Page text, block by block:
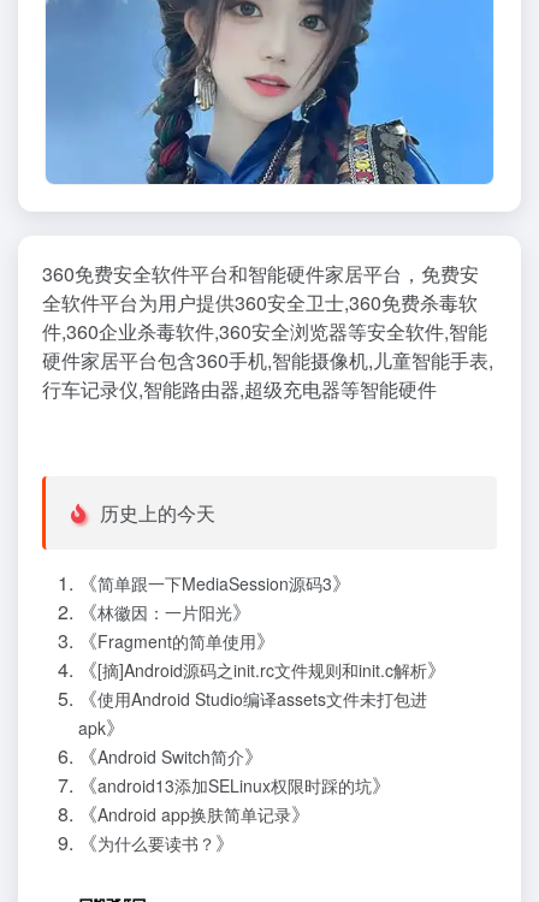
360免费安全软件平台和智能硬件家居平台，免费安
全软件平台为用户提供360安全卫士,360免费杀毒软
件,360企业杀毒软件,360安全浏览器等安全软件,智能
硬件家居平台包含360手机,智能摄像机,儿童智能手表,
行车记录仪,智能路由器,超级充电器等智能硬件
历史上的今天
《简单跟一下MediaSession源码3》
《林徽因：一片阳光》
《Fragment的简单使用》
《[摘]Android源码之init.rc文件规则和init.c解析》
《使用Android Studio编译assets文件未打包进
apk》
《Android Switch简介》
《android13添加SELinux权限时踩的坑》
《Android app换肤简单记录》
《为什么要读书？ 》